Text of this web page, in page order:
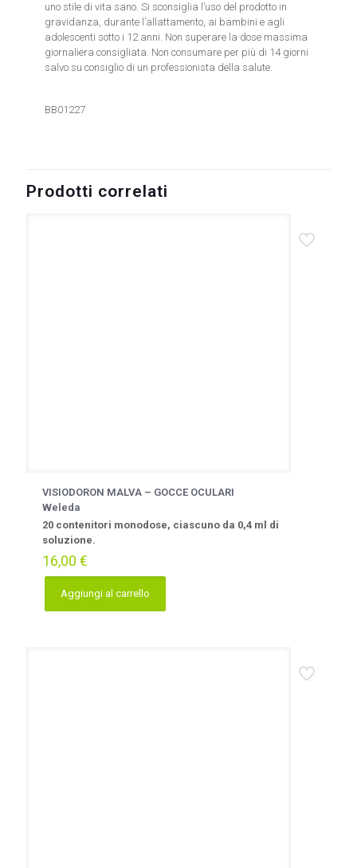
uno stile di vita sano. Si sconsiglia l’uso del prodotto in
gravidanza, durante l’allattamento, ai bambini e agli
adolescenti sotto i 12 anni. Non superare la dose massima
giornaliera consigliata. Non consumare per più di 14 giorni
salvo su consiglio di un professionista della salute.
BB01227
Prodotti correlati
VISIODORON MALVA – GOCCE OCULARI
Weleda
20 contenitori monodose, ciascuno da 0,4 ml di
soluzione.
16,00 €
Aggiungi al carrello